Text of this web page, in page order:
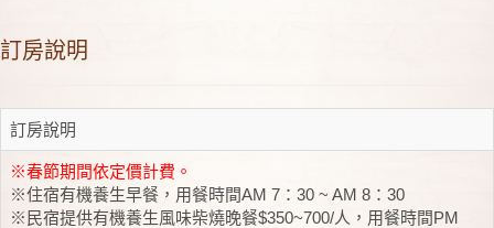
訂房說明
訂房說明
※春節期間依定價計費。
※住宿有機養生早餐，用餐時間AM 7：30 ~ AM 8：30
※民宿提供有機養生風味柴燒晚餐$350~700/人，用餐時間PM